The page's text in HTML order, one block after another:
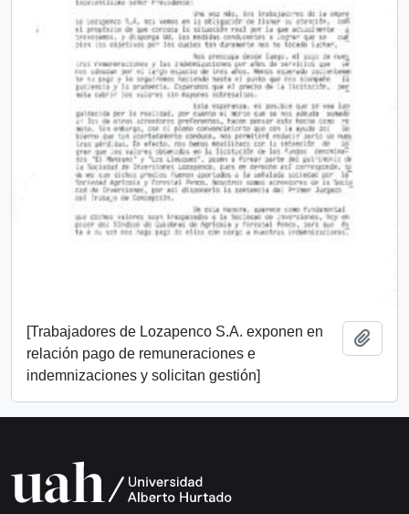
[Trabajadores de Lozapenco S.A. exponen en
relación pago de remuneraciones e
indemnizaciones y solicitan gestión]